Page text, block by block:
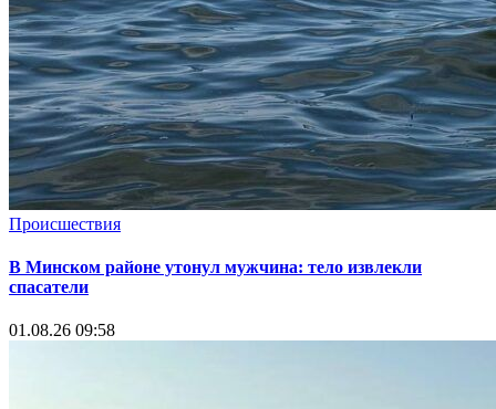
Происшествия
В Минском районе утонул мужчина: тело извлекли
спасатели
01.08.26 09:58